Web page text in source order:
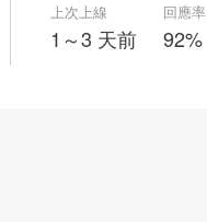
上次上線
1～3 天前
回應率
92%